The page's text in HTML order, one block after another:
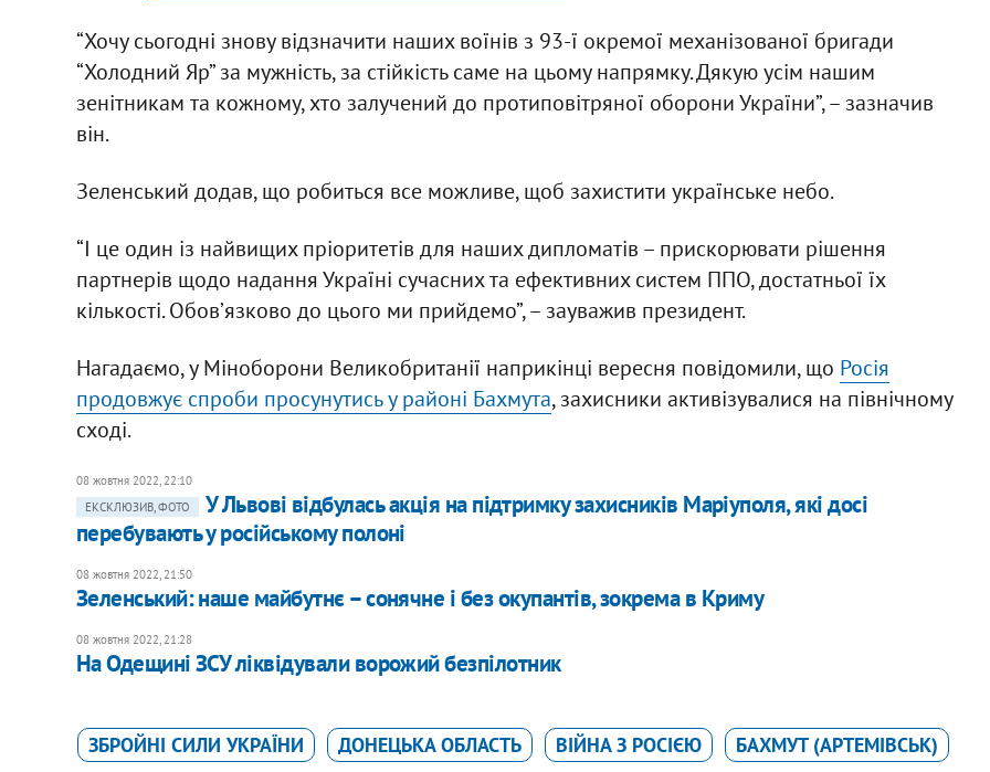
“Хочу сьогодні знову відзначити наших воїнів з 93-ї окремої механізованої бригади
“Холодний Яр” за мужність, за стійкість саме на цьому напрямку. Дякую усім нашим
зенітникам та кожному, хто залучений до протиповітряної оборони України”, – зазначив
він.
Зеленський додав, що робиться все можливе, щоб захистити українське небо.
“І це один із найвищих пріоритетів для наших дипломатів – прискорювати рішення
партнерів щодо надання Україні сучасних та ефективних систем ППО, достатньої їх
кількості. Обовʼязково до цього ми прийдемо”, – зауважив президент.
Нагадаємо, у Міноборони Великобританії наприкінці вересня повідомили, що Росія
продовжує спроби просунутись у районі Бахмута, захисники активізувалися на північному
сході.
08 жовтня 2022, 22:10
ЕКСКЛЮЗИВ, ФОТО
У Львові відбулась акція на підтримку захисників Маріуполя, які досі
перебувають у російському полоні
08 жовтня 2022, 21:50
Зеленський: наше майбутнє – сонячне і без окупантів, зокрема в Криму
08 жовтня 2022, 21:28
На Одещині ЗСУ ліквідували ворожий безпілотник
ЗБРОЙНІ СИЛИ УКРАЇНИ ДОНЕЦЬКА ОБЛАСТЬ ВІЙНА З РОСІЄЮ БАХМУТ (АРТЕМІВСЬК)